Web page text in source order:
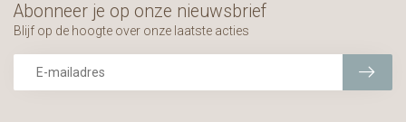
Abonneer je op onze nieuwsbrief
Blijf op de hoogte over onze laatste acties